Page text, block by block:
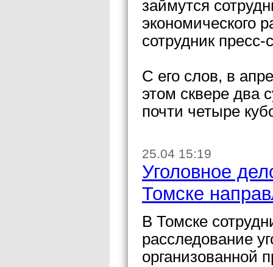
займутся
экономического
сотрудник
С его слов, в
этом сквере два
почти четыре
25.04 15:19
Уголовное
Томске
В Томске
расследование
организованной